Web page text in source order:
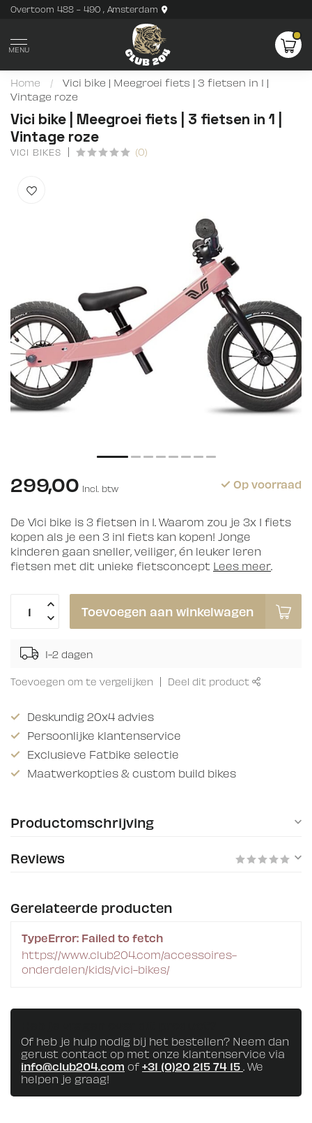
Overtoom 488 - 490 , Amsterdam
MENU
Home /
Vici bike | Meegroei fiets | 3 fietsen in 1 |
Vintage roze
Vici bike | Meegroei fiets | 3 fietsen in 1 |
Vintage roze
VICI BIKES (0)
299,00 Incl. btw Op voorraad
De Vici bike is 3 fietsen in 1. Waarom zou je 3x 1 fiets
kopen als je een 3 in1 fiets kan kopen! Jonge
kinderen gaan sneller, veiliger, én leuker leren
fietsen met dit unieke fietsconcept Lees meer.
Toevoegen aan winkelwagen
1-2 dagen
Toevoegen om te vergelijken Deel dit product
Deskundig 20x4 advies
Persoonlijke klantenservice
Exclusieve Fatbike selectie
Maatwerkopties & custom build bikes
Productomschrijving
Reviews
Gerelateerde producten
TypeError: Failed to fetch
https://www.club204.com/accessoires-
onderdelen/kids/vici-bikes/
Of heb je hulp nodig bij het bestellen? Neem dan
gerust contact op met onze klantenservice via
info@club204.com of +31 (0)20 215 74 15 . We
helpen je graag!